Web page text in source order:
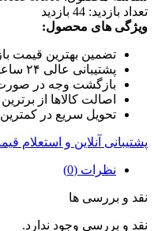
تعداد بازدید: 44 بازدید
ویژگی های محصول:
تضمین بهترین قیمت
پشتیبانی عالی ۲۴ ساعته، ۷ روز هفته
بازگشت وجه در
اصالت کالاها از برترین
تحویل سریع در
پشتیبانی آنلاین و استعلام
نظرات (0)
نقد و بررسی ها
نقد و بررسی وجود ندارد.